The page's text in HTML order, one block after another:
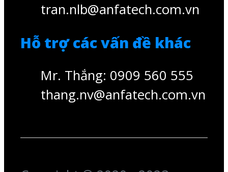
tran.nlb@anfatech.com.vn
Hỗ trợ các vấn đề khác
Mr. Thắng: 0909 560 555
thang.nv@anfatech.com.vn